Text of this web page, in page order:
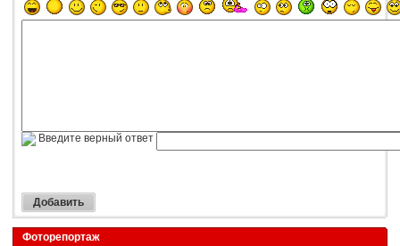
Введите верный ответ
Фоторепортаж